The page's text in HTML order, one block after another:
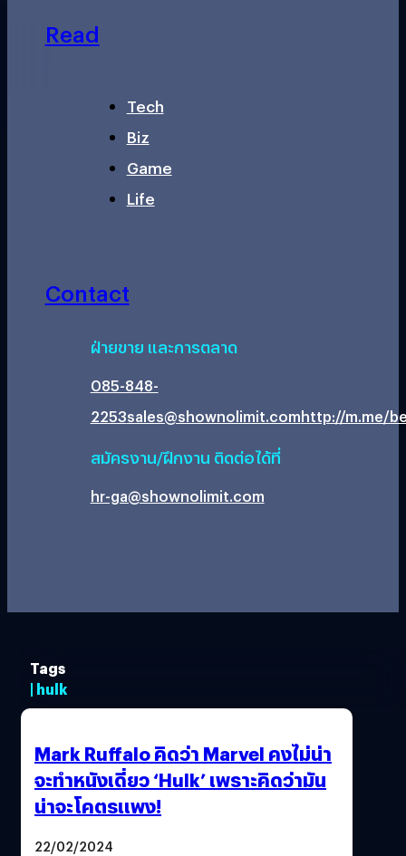
Read
Tech
Biz
Game
Life
Contact
ฝ่ายขาย และการตลาด
085-848-
2253sales@shownolimit.comhttp://m.me/
สมัครงาน/ฝึกงาน ติดต่อได้ที่
hr-ga@shownolimit.com
Tags
| hulk
Mark Ruffalo คิดว่า Marvel คงไม่น่า
จะทำหนังเดี่ยว ‘Hulk’ เพราะคิดว่ามัน
น่าจะโคตรแพง!
22/02/2024